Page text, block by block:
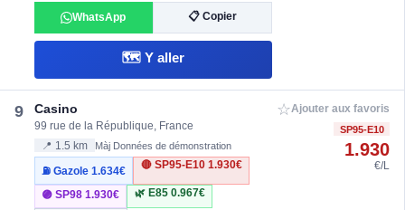
WhatsApp 📋 Copier
🗺️ Y aller
9 Casino
99 rue de la République, France
📍 1.5 km Màj Données de démonstration
⛽ Gazole1.634€
🔴 SP95-E10 1.930€
🟣 SP981.930€ 🌿 E85 0.967€
☆Ajouter aux favoris
SP95-E10
1.930
€/L